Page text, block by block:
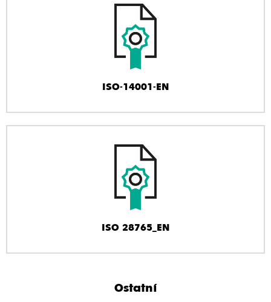
ISO-14001-EN
ISO 28765_EN
Ostatní